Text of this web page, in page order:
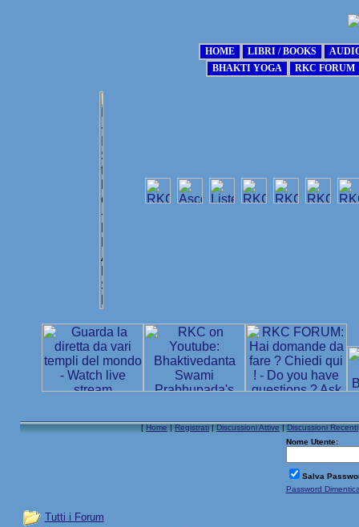
[Home|Registrati|Discussioni Attive|Discussioni Recenti
Nome Utente:
Salva
Password
Tutti i Forum